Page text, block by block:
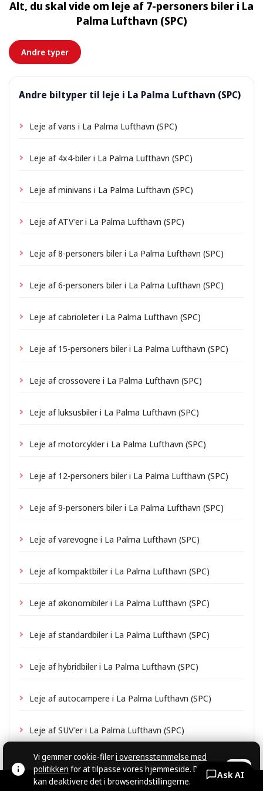
tilkomme et lille leveringsgebyr, som altid vises på
Alt, du skal vide om leje af 7-personers biler i La
Palma Lufthavn (SPC)
Andre typer
Andre biltyper til leje i La Palma Lufthavn (SPC)
Leje af vans i La Palma Lufthavn (SPC)
Leje af 4x4-biler i La Palma Lufthavn (SPC)
Leje af minivans i La Palma Lufthavn (SPC)
Leje af ATV'er i La Palma Lufthavn (SPC)
Leje af 8-personers biler i La Palma Lufthavn (SPC)
Leje af 6-personers biler i La Palma Lufthavn (SPC)
Leje af cabrioleter i La Palma Lufthavn (SPC)
Leje af 15-personers biler i La Palma Lufthavn (SPC)
Leje af crossovere i La Palma Lufthavn (SPC)
Leje af luksusbiler i La Palma Lufthavn (SPC)
Leje af motorcykler i La Palma Lufthavn (SPC)
Leje af 12-personers biler i La Palma Lufthavn (SPC)
Leje af 9-personers biler i La Palma Lufthavn (SPC)
Leje af varevogne i La Palma Lufthavn (SPC)
Leje af kompaktbiler i La Palma Lufthavn (SPC)
Leje af økonomibiler i La Palma Lufthavn (SPC)
Leje af standardbiler i La Palma Lufthavn (SPC)
Leje af hybridbiler i La Palma Lufthavn (SPC)
Leje af autocampere i La Palma Lufthavn (SPC)
Leje af SUV'er i La Palma Lufthavn (SPC)
© CARZRENT, 2026.
Vi gemmer cookie-fileri overensstemmelse med
politikken for at tilpasse vores hjemmeside. Du
kan deaktivere det i browserindstillingerne.
Ask AI